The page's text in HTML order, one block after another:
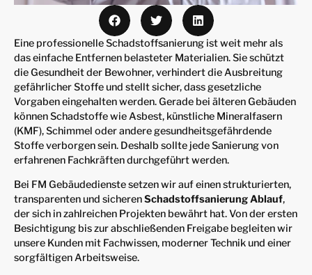
Eine professionelle Schadstoffsanierung ist weit mehr als
das einfache Entfernen belasteter Materialien. Sie schützt
die Gesundheit der Bewohner, verhindert die Ausbreitung
gefährlicher Stoffe und stellt sicher, dass gesetzliche
Vorgaben eingehalten werden. Gerade bei älteren Gebäuden
können Schadstoffe wie Asbest, künstliche Mineralfasern
(KMF), Schimmel oder andere gesundheitsgefährdende
Stoffe verborgen sein. Deshalb sollte jede Sanierung von
erfahrenen Fachkräften durchgeführt werden.
Bei FM Gebäudedienste setzen wir auf einen strukturierten,
transparenten und sicherenSchadstoffsanierung Ablauf,
der sich in zahlreichen Projekten bewährt hat. Von der ersten
Besichtigung bis zur abschließenden Freigabe begleiten wir
unsere Kunden mit Fachwissen, moderner Technik und einer
sorgfältigen Arbeitsweise.